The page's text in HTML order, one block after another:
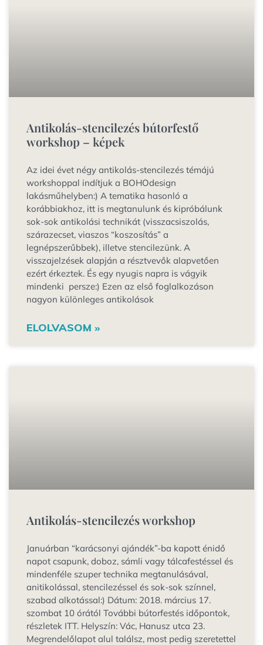
Antikolás-stencilezés bútorfestő
workshop – képek
Az idei évet négy antikolás-stencilezés témájú
workshoppal indítjuk a BOHOdesign
lakásműhelyben:) A tematika hasonló a
korábbiakhoz, itt is megtanulunk és kipróbálunk
sok-sok antikolási technikát (visszacsiszolás,
szárazecset, viaszos “koszosítás” a
legnépszerűbbek), illetve stencilezünk. A
visszajelzések alapján a résztvevők alapvetően
ezért érkeztek. És egy nyugis napra is vágyik
mindenki persze:) Ezen az első foglalkozáson
nagyon különleges antikolások
ELOLVASOM »
Antikolás-stencilezés workshop
Januárban “karácsonyi ajándék”-ba kapott énidő
napot csapunk, doboz, sámli vagy tálcafestéssel és
mindenféle szuper technika megtanulásával,
anitikolással, stencilezéssel és sok-sok színnel,
szabad alkotással:) Dátum: 2018. március 17.
szombat 10 órától További bútorfestés időpontok,
részletek ITT. Helyszín: Vác, Hanusz utca 23.
Megrendelőlapot alul találsz, most pedig szeretettel